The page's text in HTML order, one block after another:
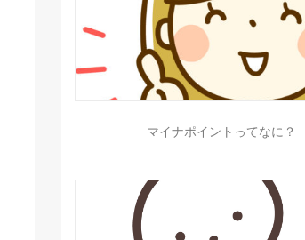
マイナポイントってなに？